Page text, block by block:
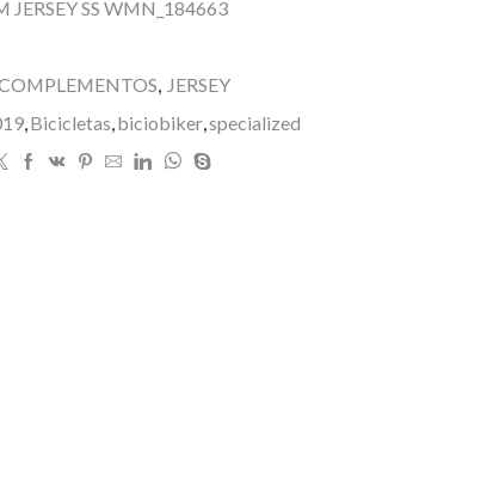
JERSEY SS WMN_184663
, JERSEY
,Bicicletas,biciobiker,specialized